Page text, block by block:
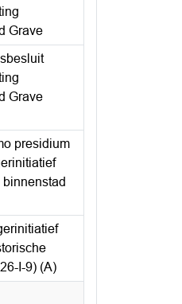
Grave
Grave
presidium
I-9) (A)